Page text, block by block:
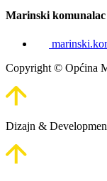
Marinski komunalac
Copyright © Općina
Dizajn &